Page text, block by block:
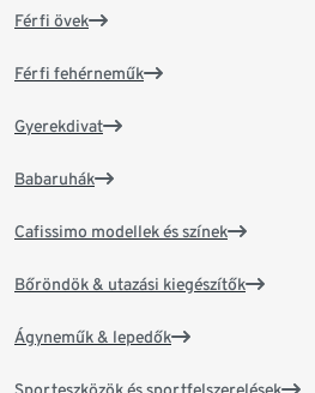
Férfi övek
Férfi fehérneműk
Gyerekdivat
Babaruhák
Cafissimo modellek és színek
Bőröndök & utazási kiegészítők
Ágyneműk & lepedők
Sporteszközök és sportfelszerelések